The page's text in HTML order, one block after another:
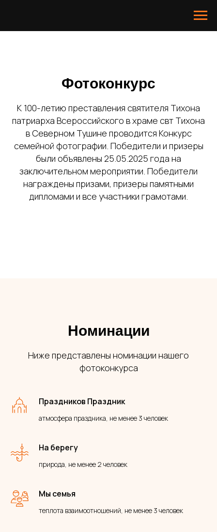
Фотоконкурс
К 100-летию преставления святителя Тихона
патриарха Всероссийского в храме свт Тихона
в Северном Тушине проводится Конкурс
семейной фотографии. Победители и призеры
были объявлены 25.05.2025 года на
заключительном мероприятии. Победители
награждены призами, призеры памятными
дипломами и все участники грамотами.
Номинации
Ниже представлены номинации нашего
фотоконкурса
Праздников Праздник
атмосфера праздника, не менее 3 человек
На берегу
природа, не менее 2 человек
Мы семья
теплота взаимоотношений, не менее 3 человек